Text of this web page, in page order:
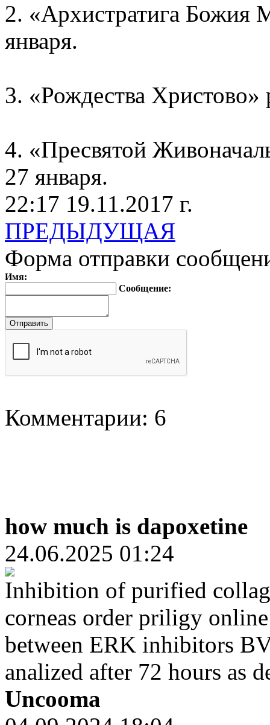
2. «Архистратига Божия
января.
3. «Рождества
4. «Пресвятой
27 января.
22:17 19.11.2017 г.
ПРЕДЫДУЩАЯ
Форма отправки
Имя:
Сообщение:
Комментарии: 6
how much is dapoxetine
24.06.2025 01:24
Inhibition of purified
corneas order priligy
between ERK inhibitors
analized after 72 hours as
Uncooma